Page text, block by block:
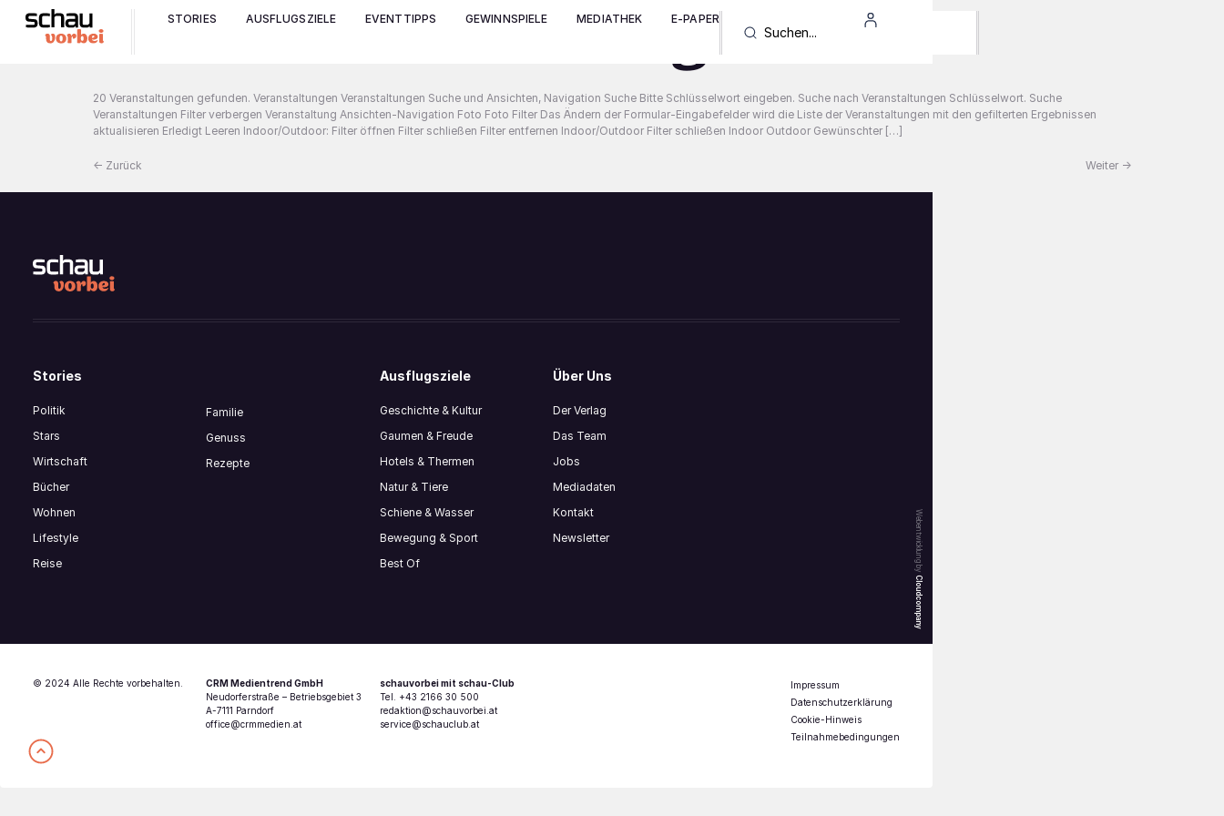
STORIES AUSFLUGSZIELE EVENTTIPPS GEWINNSPIELE MEDIATHEK E-PAPER
Archiv:Veranstaltungen
20 Veranstaltungen gefunden. Veranstaltungen Veranstaltungen Suche und Ansichten, Navigation Suche Bitte Schlüsselwort eingeben. Suche nach Veranstaltungen Schlüsselwort. Suche
Veranstaltungen Filter verbergen Veranstaltung Ansichten-Navigation Foto Foto Filter Das Ändern der Formular-Eingabefelder wird die Liste der Veranstaltungen mit den gefilterten Ergebnissen
aktualisieren Erledigt Leeren Indoor/Outdoor: Filter öffnen Filter schließen Filter entfernen Indoor/Outdoor Filter schließen Indoor Outdoor Gewünschter […]
← Zurück Weiter →
Webentwicklung by
Cloudcompany
Stories
Politik
Stars
Wirtschaft
Bücher
Wohnen
Lifestyle
Reise
Familie
Genuss
Rezepte
Ausflugsziele
Geschichte & Kultur
Gaumen & Freude
Hotels & Thermen
Natur & Tiere
Schiene & Wasser
Bewegung & Sport
Best Of
Über Uns
Der Verlag
Das Team
Jobs
Mediadaten
Kontakt
Newsletter
© 2024 Alle Rechte vorbehalten.
CRM Medientrend GmbH
Neudorferstraße – Betriebsgebiet 3
A-7111 Parndorf
office@crmmedien.at
schauvorbei mit schau-Club
Tel. +43 2166 30 500
redaktion@schauvorbei.at
service@schauclub.at
Impressum
Datenschutzerklärung
Cookie-Hinweis
Teilnahmebedingungen